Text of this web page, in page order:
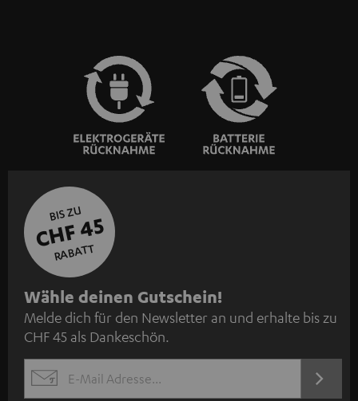
BIS ZU
CHF 45
RABATT
N
e
w
s
l
Wähle deinen Gutschein!
Melde dich für den Newsletter an und erhalte bis zu
CHF 45 als Dankeschön.
EMAIL
JETZT